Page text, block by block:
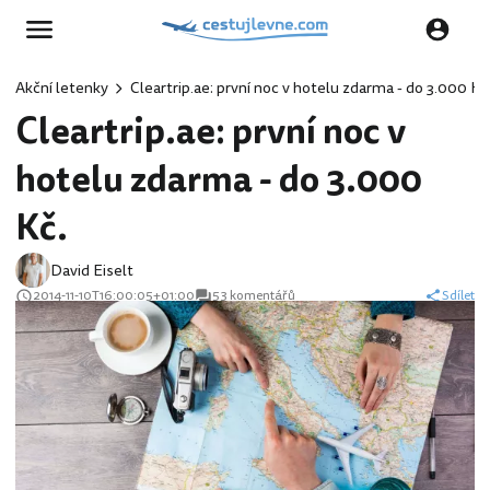
Akční letenky Cleartrip.ae: první noc v hotelu zdarma - do 3.000 Kč.
Cleartrip.ae: první noc v
hotelu zdarma - do 3.000
Kč.
David Eiselt
2014-11-10T16:00:05+01:00 53 komentářů Sdílet